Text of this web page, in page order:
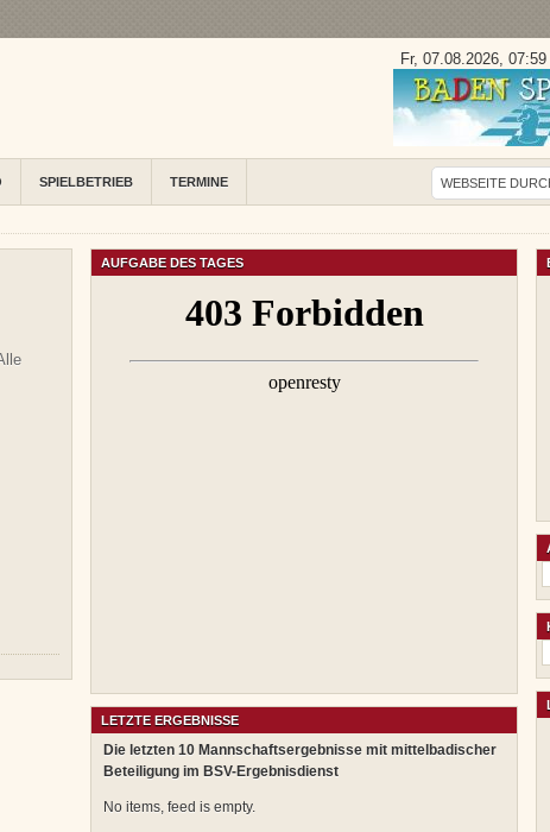
Fr, 07.08.2026, 07:59
SPIELBETRIEB TERMINE
AUFGABE DES TAGES
LETZTE ERGEBNISSE
Die letzten 10 Mannschaftsergebnisse mit mittelbadischer
Beteiligung im BSV-Ergebnisdienst
No items, feed is empty.